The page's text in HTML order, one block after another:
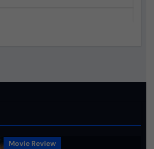
Movie Review